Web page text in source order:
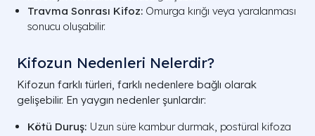
Travma Sonrası Kifoz: Omurga kırığı veya yaralanması
sonucu oluşabilir.
Kifozun Nedenleri Nelerdir?
Kifozun farklı türleri, farklı nedenlere bağlı olarak
gelişebilir. En yaygın nedenler şunlardır:
Kötü Duruş: Uzun süre kambur durmak, postüral kifoza